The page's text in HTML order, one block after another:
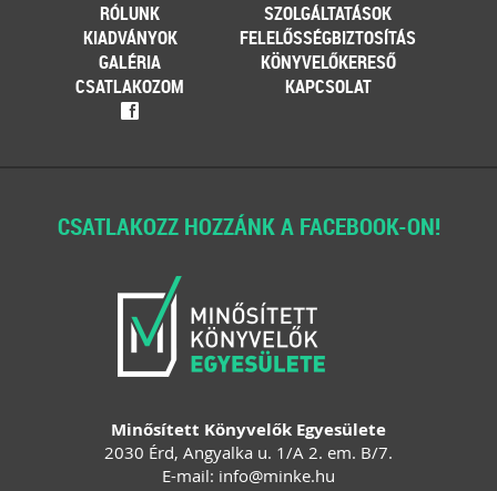
RÓLUNK
SZOLGÁLTATÁSOK
KIADVÁNYOK
FELELŐSSÉGBIZTOSÍTÁS
GALÉRIA
KÖNYVELŐKERESŐ
CSATLAKOZOM
KAPCSOLAT
f
CSATLAKOZZ HOZZÁNK A FACEBOOK-ON!
Minősített Könyvelők Egyesülete
2030 Érd, Angyalka u. 1/A 2. em. B/7.
E-mail: info@minke.hu